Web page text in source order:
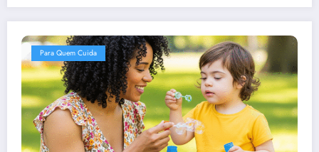
Para Quem Cuida